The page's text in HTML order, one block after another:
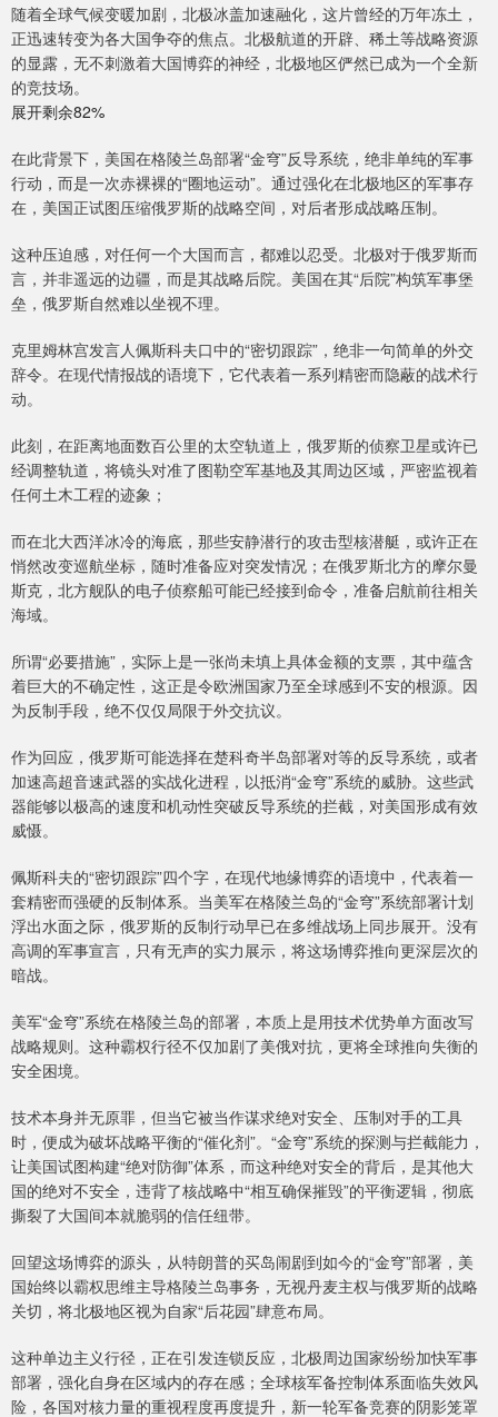
随着全球气候变暖加剧，北极冰盖加速融化，这片曾经的万年冻土，
正迅速转变为各大国争夺的焦点。北极航道的开辟、稀土等战略资源
的显露，无不刺激着大国博弈的神经，北极地区俨然已成为一个全新
的竞技场。
展开剩余82%
在此背景下，美国在格陵兰岛部署“金穹”反导系统，绝非单纯的军事
行动，而是一次赤裸裸的“圈地运动”。通过强化在北极地区的军事存
在，美国正试图压缩俄罗斯的战略空间，对后者形成战略压制。
这种压迫感，对任何一个大国而言，都难以忍受。北极对于俄罗斯而
言，并非遥远的边疆，而是其战略后院。美国在其“后院”构筑军事堡
垒，俄罗斯自然难以坐视不理。
克里姆林宫发言人佩斯科夫口中的“密切跟踪”，绝非一句简单的外交
辞令。在现代情报战的语境下，它代表着一系列精密而隐蔽的战术行
动。
此刻，在距离地面数百公里的太空轨道上，俄罗斯的侦察卫星或许已
经调整轨道，将镜头对准了图勒空军基地及其周边区域，严密监视着
任何土木工程的迹象；
而在北大西洋冰冷的海底，那些安静潜行的攻击型核潜艇，或许正在
悄然改变巡航坐标，随时准备应对突发情况；在俄罗斯北方的摩尔曼
斯克，北方舰队的电子侦察船可能已经接到命令，准备启航前往相关
海域。
所谓“必要措施”，实际上是一张尚未填上具体金额的支票，其中蕴含
着巨大的不确定性，这正是令欧洲国家乃至全球感到不安的根源。因
为反制手段，绝不仅仅局限于外交抗议。
作为回应，俄罗斯可能选择在楚科奇半岛部署对等的反导系统，或者
加速高超音速武器的实战化进程，以抵消“金穹”系统的威胁。这些武
器能够以极高的速度和机动性突破反导系统的拦截，对美国形成有效
威慑。
佩斯科夫的“密切跟踪”四个字，在现代地缘博弈的语境中，代表着一
套精密而强硬的反制体系。当美军在格陵兰岛的“金穹”系统部署计划
浮出水面之际，俄罗斯的反制行动早已在多维战场上同步展开。没有
高调的军事宣言，只有无声的实力展示，将这场博弈推向更深层次的
暗战。
美军“金穹”系统在格陵兰岛的部署，本质上是用技术优势单方面改写
战略规则。这种霸权行径不仅加剧了美俄对抗，更将全球推向失衡的
安全困境。
技术本身并无原罪，但当它被当作谋求绝对安全、压制对手的工具
时，便成为破坏战略平衡的“催化剂”。“金穹”系统的探测与拦截能力，
让美国试图构建“绝对防御”体系，而这种绝对安全的背后，是其他大
国的绝对不安全，违背了核战略中“相互确保摧毁”的平衡逻辑，彻底
撕裂了大国间本就脆弱的信任纽带。
回望这场博弈的源头，从特朗普的买岛闹剧到如今的“金穹”部署，美
国始终以霸权思维主导格陵兰岛事务，无视丹麦主权与俄罗斯的战略
关切，将北极地区视为自家“后花园”肆意布局。
这种单边主义行径，正在引发连锁反应，北极周边国家纷纷加快军事
部署，强化自身在区域内的存在感；全球核军备控制体系面临失效风
险，各国对核力量的重视程度再度提升，新一轮军备竞赛的阴影笼罩